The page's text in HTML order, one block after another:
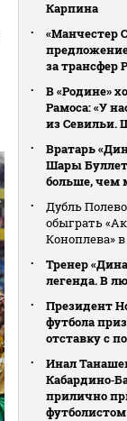
Карпина
«Манчестер
за трансфер
В «Родине»
Рамоса: «У
из Севильи.
Вратарь
Шары
больше, чем
Дубль
обыграть
Коноплева»
Тренер
легенда. В
Президент
футбола
отставку с
Инал
прилично